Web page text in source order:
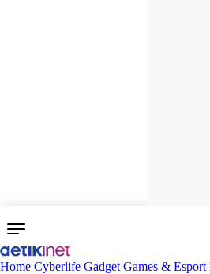
Home Cyberlife Gadget Games & Esport